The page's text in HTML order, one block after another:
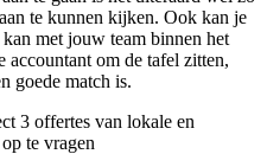
te kunnen kijken. Ook kan je
met jouw team binnen het
accountant om de tafel zitten,
goede match is.
3 offertes van lokale en
te vragen